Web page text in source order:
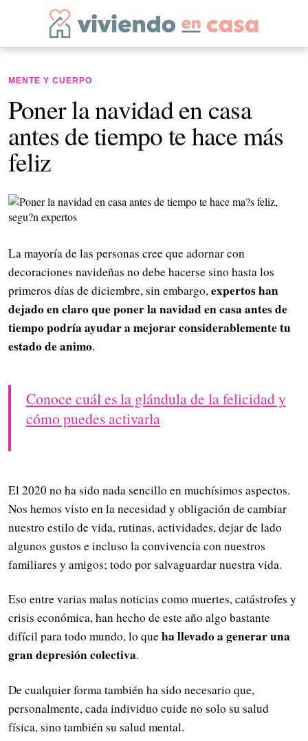
MENTE Y CUERPO
Poner la navidad en casa
antes de tiempo te hace más
feliz
La mayoría de las personas cree que adornar con
decoraciones navideñas no debe hacerse sino hasta los
primeros días de diciembre, sin embargo,expertos han
dejado en claro que poner la navidad en casa antes de
tiempo podría ayudar a mejorar considerablemente tu
estado de animo.
Conoce cuál es la glándula de la felicidad y
cómo puedes activarla
El 2020 no ha sido nada sencillo en muchísimos aspectos.
Nos hemos visto en la necesidad y obligación de cambiar
nuestro estilo de vida, rutinas, actividades, dejar de lado
algunos gustos e incluso la convivencia con nuestros
familiares y amigos; todo por salvaguardar nuestra vida.
Eso entre varias malas noticias como muertes, catástrofes y
crisis económica, han hecho de este año algo bastante
difícil para todo mundo, lo queha llevado a generar una
gran depresión colectiva.
De cualquier forma también ha sido necesario que,
personalmente, cada individuo cuide no solo su salud
física, sino también su salud mental.